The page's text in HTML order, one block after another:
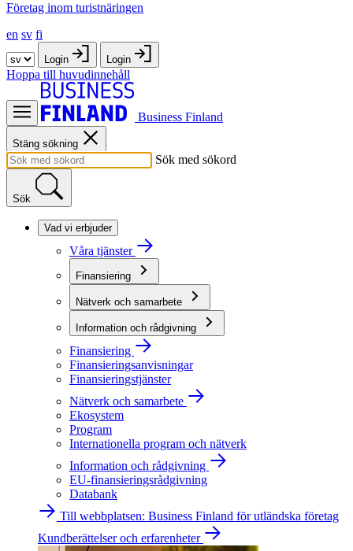
Företag inom turistnäringen
en sv fi
Login Login
Hoppa till huvudinnehåll
Business Finland
Stäng sökning
Sök med sökord
Sök
Vad vi erbjuder
Våra tjänster
Finansiering
Nätverk och samarbete
Information och rådgivning
Finansiering
Finansieringsanvisningar
Finansieringstjänster
Nätverk och samarbete
Ekosystem
Program
Internationella program och nätverk
Information och rådgivning
EU-finansieringsrådgivning
Databank
Till webbplatsen: Business Finland för utländska företag
Kundberättelser och erfarenheter